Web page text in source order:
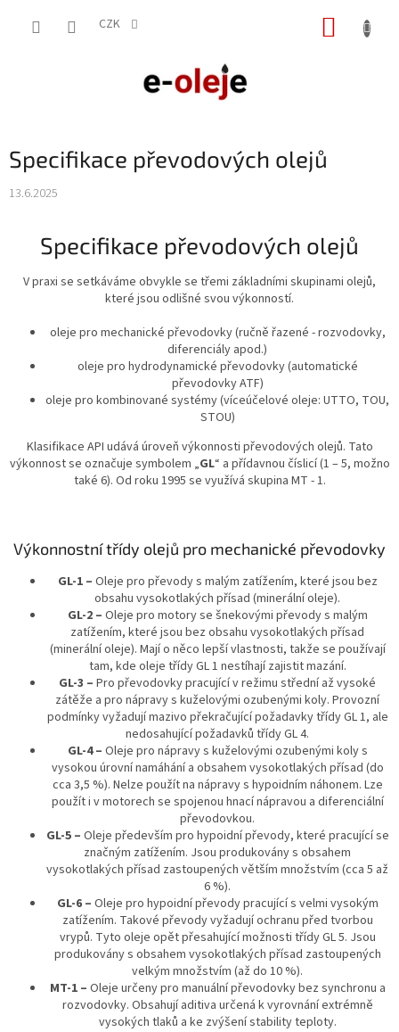
CZK
Specifikace převodových olejů
13.6.2025
Specifikace převodových olejů
V praxi se setkáváme obvykle se třemi základními skupinami olejů,
které jsou odlišné svou výkonností.
oleje pro mechanické převodovky (ručně řazené - rozvodovky,
diferenciály apod.)
oleje pro hydrodynamické převodovky (automatické
převodovky ATF)
oleje pro kombinované systémy (víceúčelové oleje: UTTO, TOU,
STOU)
Klasifikace API udává úroveň výkonnosti převodových olejů. Tato
výkonnost se označuje symbolem „GL“ a přídavnou číslicí (1 – 5, možno
také 6). Od roku 1995 se využívá skupina MT - 1.
Výkonnostní třídy olejů pro mechanické převodovky
GL-1 – Oleje pro převody s malým zatížením, které jsou bez
obsahu vysokotlakých přísad (minerální oleje).
GL-2 – Oleje pro motory se šnekovými převody s malým
zatížením, které jsou bez obsahu vysokotlakých přísad
(minerální oleje). Mají o něco lepší vlastnosti, takže se používají
tam, kde oleje třídy GL 1 nestíhají zajistit mazání.
GL-3 – Pro převodovky pracující v režimu střední až vysoké
zátěže a pro nápravy s kuželovými ozubenými koly. Provozní
podmínky vyžadují mazivo překračující požadavky třídy GL 1, ale
nedosahující požadavků třídy GL 4.
GL-4 – Oleje pro nápravy s kuželovými ozubenými koly s
vysokou úrovní namáhání a obsahem vysokotlakých přísad (do
cca 3,5 %). Nelze použít na nápravy s hypoidním náhonem. Lze
použít i v motorech se spojenou hnací nápravou a diferenciální
převodovkou.
GL-5 – Oleje především pro hypoidní převody, které pracující se
značným zatížením. Jsou produkovány s obsahem
vysokotlakých přísad zastoupených větším množstvím (cca 5 až
6 %).
GL-6 – Oleje pro hypoidní převody pracující s velmi vysokým
zatížením. Takové převody vyžadují ochranu před tvorbou
vrypů. Tyto oleje opět přesahující možnosti třídy GL 5. Jsou
produkovány s obsahem vysokotlakých přísad zastoupených
velkým množstvím (až do 10 %).
MT-1 – Oleje určeny pro manuální převodovky bez synchronu a
rozvodovky. Obsahují aditiva určená k vyrovnání extrémně
vysokých tlaků a ke zvýšení stability teploty.